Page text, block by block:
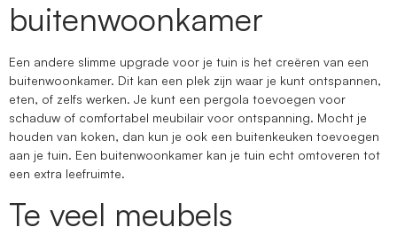
buitenwoonkamer
Een andere slimme upgrade voor je tuin is het creëren van een
buitenwoonkamer. Dit kan een plek zijn waar je kunt ontspannen,
eten, of zelfs werken. Je kunt een pergola toevoegen voor
schaduw of comfortabel meubilair voor ontspanning. Mocht je
houden van koken, dan kun je ook een buitenkeuken toevoegen
aan je tuin. Een buitenwoonkamer kan je tuin echt omtoveren tot
een extra leefruimte.
Te veel meubels